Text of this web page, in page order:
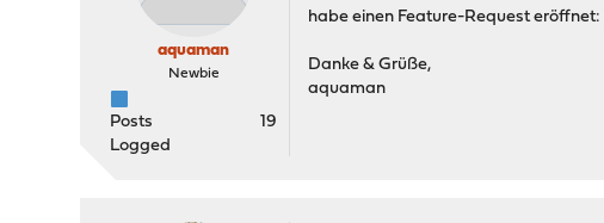
aquaman
Newbie
Posts
19
Logged
habe einen Feature-Request eröffnet:
Danke & Grüße,
aquaman